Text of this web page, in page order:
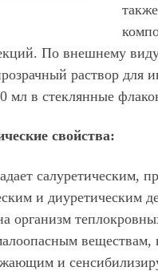
По внешнему виду
раствор для
мл в стеклянные
свойства:
салуретическим,
и диуретическим
организм
веществам,
и